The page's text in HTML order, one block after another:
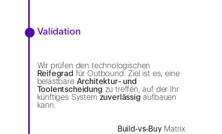
Validation
Wir prüfen den technologischen
Reifegrad für Outbound. Ziel ist es, eine
belastbare Architektur- und
Toolentscheidung zu treffen, auf der Ihr
künftiges System zuverlässig aufbauen
kann.
Build‑vs‑Buy Matrix